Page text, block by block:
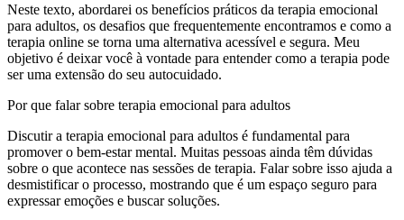
Neste texto, abordarei os benefícios práticos da terapia emocional
para adultos, os desafios que frequentemente encontramos e como a
terapia online se torna uma alternativa acessível e segura. Meu
objetivo é deixar você à vontade para entender como a terapia pode
ser uma extensão do seu autocuidado.
Por que falar sobre terapia emocional para adultos
Discutir a terapia emocional para adultos é fundamental para
promover o bem-estar mental. Muitas pessoas ainda têm dúvidas
sobre o que acontece nas sessões de terapia. Falar sobre isso ajuda a
desmistificar o processo, mostrando que é um espaço seguro para
expressar emoções e buscar soluções.